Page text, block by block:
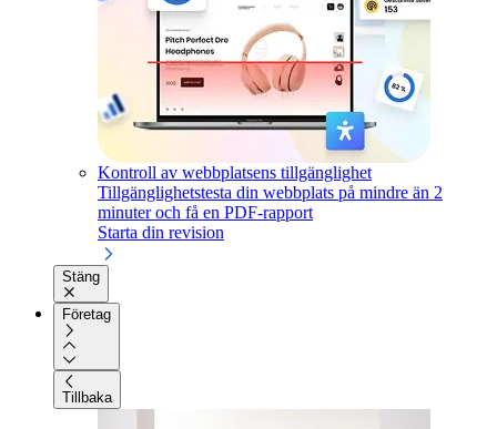
Kontroll av webbplatsens tillgänglighet
Tillgänglighetstesta din webbplats på mindre än 2
minuter och få en PDF-rapport
Starta din revision
Stäng
Företag
Tillbaka